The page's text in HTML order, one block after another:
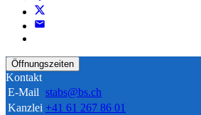
Öffnungszeiten
Kontakt
E-Mail stabs@bs.ch
Kanzlei +41 61 267 86 01